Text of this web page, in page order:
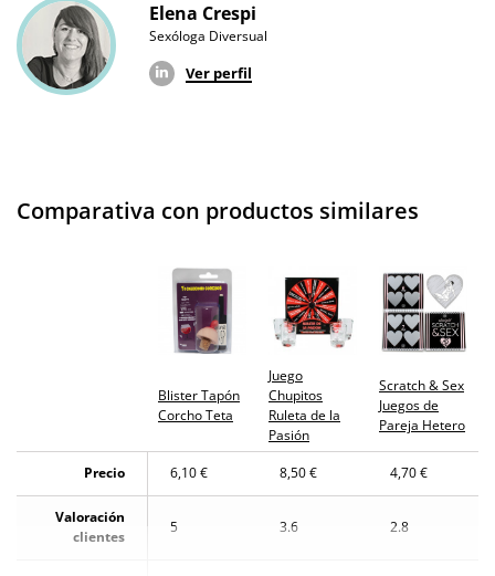
Elena Crespi
Sexóloga Diversual
Ver perfil
Comparativa con productos similares
Blister Tapón
Corcho Teta
Juego
Chupitos
Ruleta de la
Pasión
Scratch & Sex
Juegos de
Pareja Hetero
Precio 6,10 € 8,50 € 4,70 €
Valoración
clientes
5 3.6 2.8